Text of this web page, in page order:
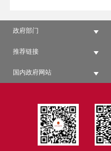
政府部门
推荐链接
国内政府网站